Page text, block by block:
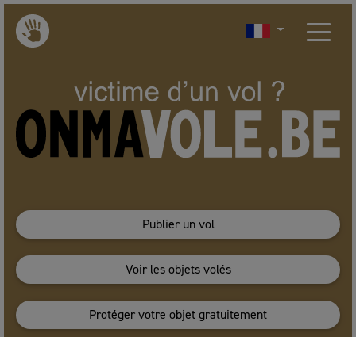
Publier un vol
Voir les objets volés
Protéger votre objet gratuitement